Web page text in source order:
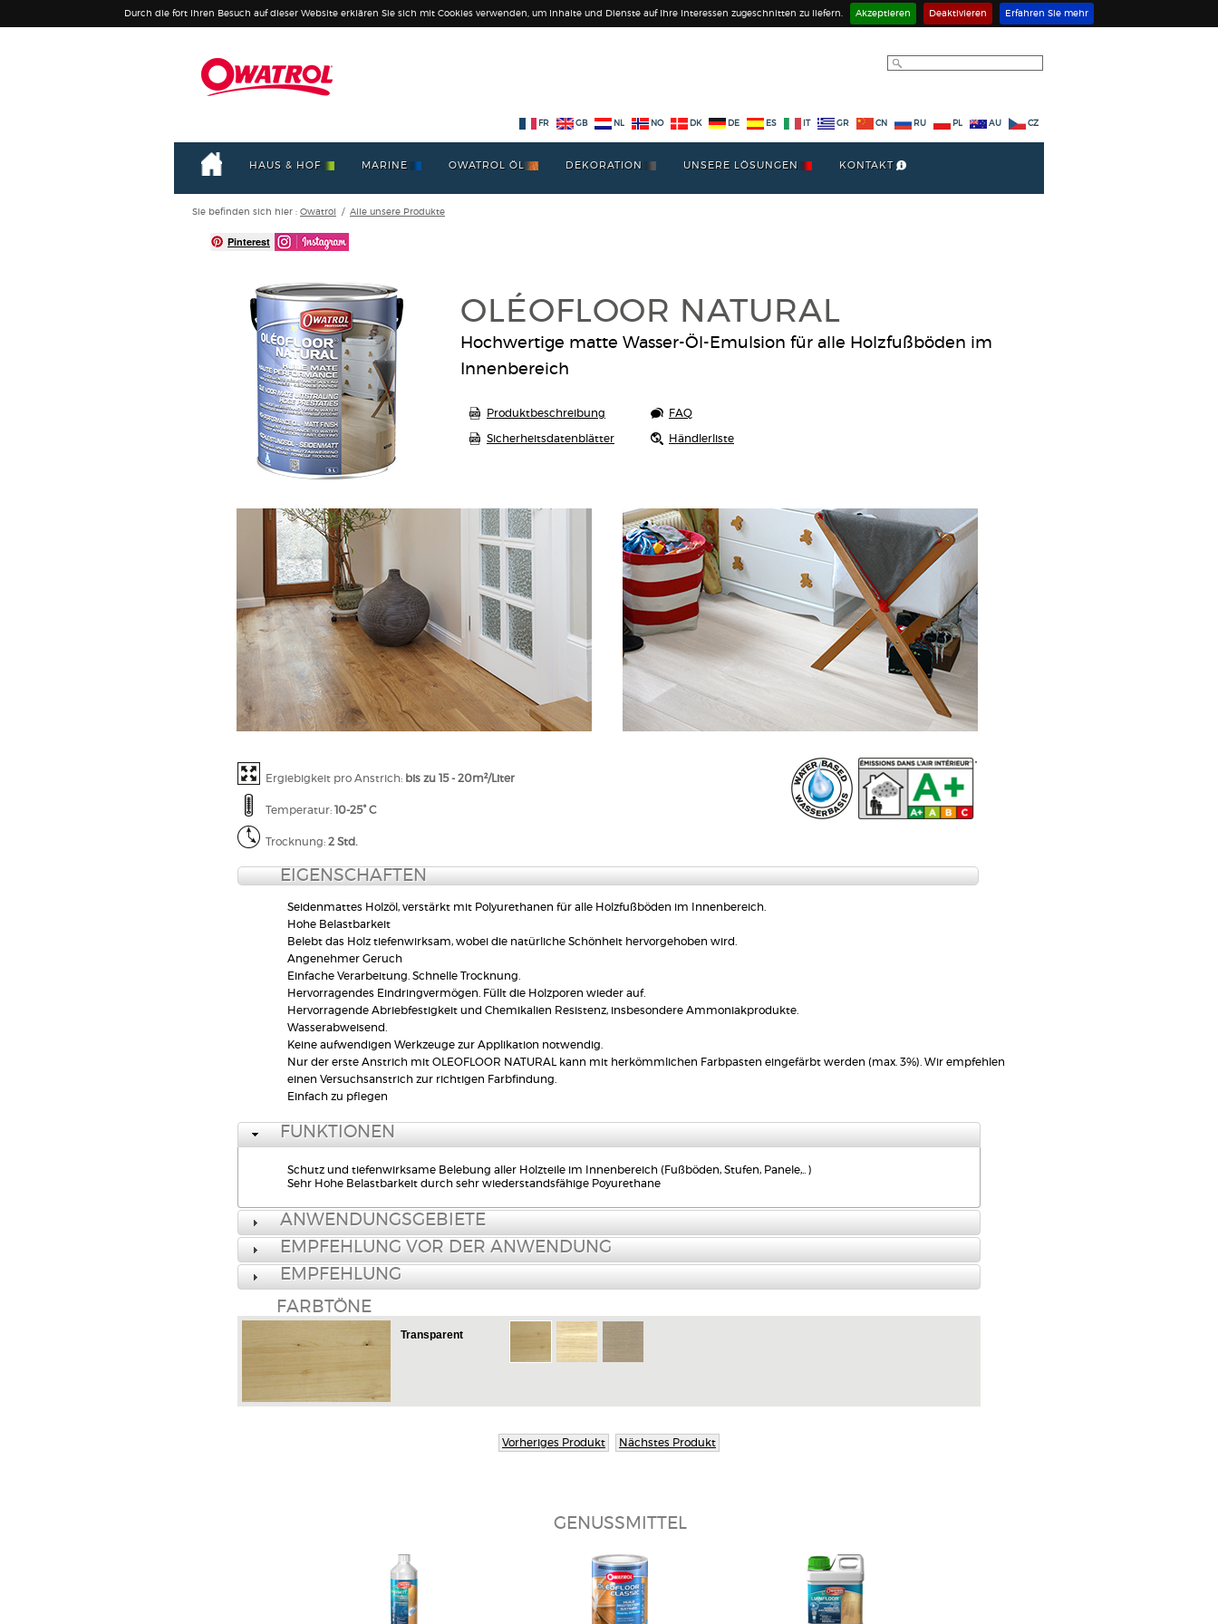
Durch die fort Ihren Besuch auf dieser Website erklären Sie sich mit Cookies verwenden, um Inhalte und Dienste auf Ihre Interessen zugeschnitten zu liefern. Akzeptieren Deaktivieren Erfahren Sie mehr
FR GB NL NO DK DE ES GR CN RU PL AU CZ
HAUS & HOF MARINE OWATROL ÖL DEKORATION UNSERE LÖSUNGEN KONTAKT
Sie befinden sich hier : Owatrol / Alle unsere Produkte
Pinterest
OLÉOFLOOR NATURAL
Hochwertige matte Wasser-Öl-Emulsion für alle Holzfußböden im
Innenbereich
Produktbeschreibung FAQ
Sicherheitsdatenblätter Händlerliste
Ergiebigkeit pro Anstrich: bis zu 15 - 20m²/Liter
Temperatur: 10-25° C
Trocknung: 2 Std.
EIGENSCHAFTEN
Seidenmattes Holzöl, verstärkt mit Polyurethanen für alle Holzfußböden im Innenbereich.
Hohe Belastbarkeit
Belebt das Holz tiefenwirksam, wobei die natürliche Schönheit hervorgehoben wird.
Angenehmer Geruch
Einfache Verarbeitung. Schnelle Trocknung.
Hervorragendes Eindringvermögen. Füllt die Holzporen wieder auf.
Hervorragende Abriebfestigkeit und Chemikalien Resistenz, insbesondere Ammoniakprodukte.
Wasserabweisend.
Keine aufwendigen Werkzeuge zur Applikation notwendig.
Nur der erste Anstrich mit OLEOFLOOR NATURAL kann mit herkömmlichen Farbpasten eingefärbt werden (max. 3%). Wir empfehlen
einen Versuchsanstrich zur richtigen Farbfindung.
Einfach zu pflegen
FUNKTIONEN
Schutz und tiefenwirksame Belebung aller Holzteile im Innenbereich (Fußböden, Stufen, Panele,.. )
Sehr Hohe Belastbarkeit durch sehr wiederstandsfähige Poyurethane
ANWENDUNGSGEBIETE
EMPFEHLUNG VOR DER ANWENDUNG
EMPFEHLUNG
FARBTÖNE
Transparent
Vorheriges Produkt Nächstes Produkt
GENUSSMITTEL